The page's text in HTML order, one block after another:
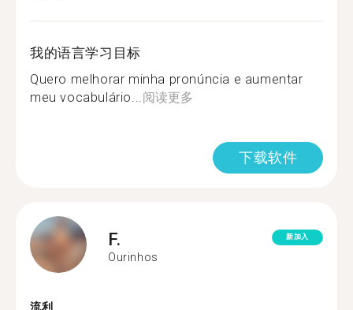
我的语言学习目标
Quero melhorar minha pronúncia e aumentar
meu vocabulário...阅读更多
下载软件
F.
Ourinhos
新加入
流利